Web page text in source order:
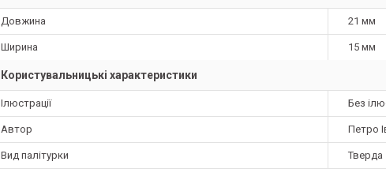
Довжина 21 мм
Ширина 15 мм
Користувальницькі характеристики
Ілюстрації Без
Автор Петро
Вид палітурки Тверда